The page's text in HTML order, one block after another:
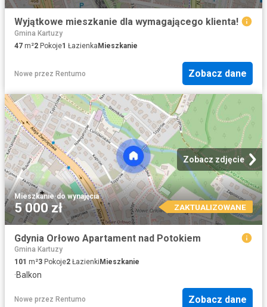
Wyjątkowe mieszkanie dla wymagającego klienta!
Gmina Kartuzy
47 m²2 Pokoje1 ŁazienkaMieszkanie
Nowe przez Rentumo Zobacz dane
Zobacz zdjęcie
Mieszkanie·do wynajęcia
5 000 zł ZAKTUALIZOWANE
Gdynia Orłowo Apartament nad Potokiem
Gmina Kartuzy
101 m²3 Pokoje2 Łazienki Mieszkanie
·Balkon
Nowe przez Rentumo Zobacz dane